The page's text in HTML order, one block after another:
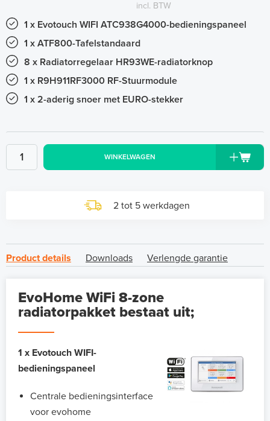
incl. BTW
1 x Evotouch WIFI ATC938G4000-bedieningspaneel
1 x ATF800-Tafelstandaard
8 x Radiatorregelaar HR93WE-radiatorknop
1 x R9H911RF3000 RF-Stuurmodule
1 x 2-aderig snoer met EURO-stekker
WINKELWAGEN
2 tot 5 werkdagen
Product details Downloads Verlengde garantie
EvoHome WiFi 8-zone
radiatorpakket bestaat uit;
1 x Evotouch WIFI-
bedieningspaneel
Centrale bedieningsinterface
voor evohome